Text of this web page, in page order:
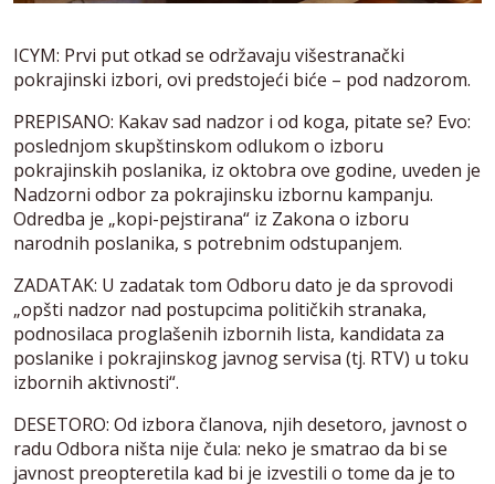
ICYM: Prvi put otkad se održavaju višestranački
pokrajinski izbori, ovi predstojeći biće – pod nadzorom.
PREPISANO: Kakav sad nadzor i od koga, pitate se? Evo:
poslednjom skupštinskom odlukom o izboru
pokrajinskih poslanika, iz oktobra ove godine, uveden je
Nadzorni odbor za pokrajinsku izbornu kampanju.
Odredba je „kopi-pejstirana“ iz Zakona o izboru
narodnih poslanika, s potrebnim odstupanjem.
ZADATAK: U zadatak tom Odboru dato je da sprovodi
„opšti nadzor nad postupcima političkih stranaka,
podnosilaca proglašenih izbornih lista, kandidata za
poslanike i pokrajinskog javnog servisa (tj. RTV) u toku
izbornih aktivnosti“.
DESETORO: Od izbora članova, njih desetoro, javnost o
radu Odbora ništa nije čula: neko je smatrao da bi se
javnost preopteretila kad bi je izvestili o tome da je to